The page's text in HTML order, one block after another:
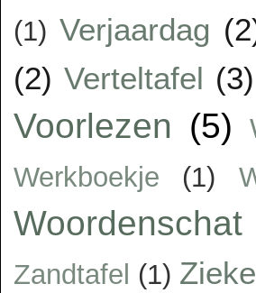
(1) Verjaardag
(2) Verteltafel (3)
Voorlezen (5)
Werkboekje
(1)
Woordenschat
Zandtafel (1)